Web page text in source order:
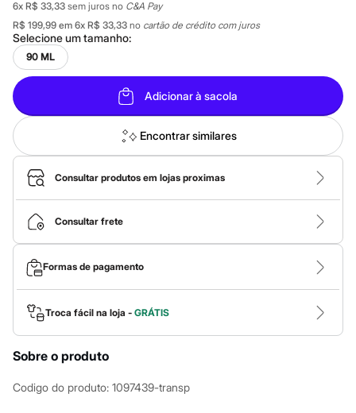
Até 60% off
A partir de 60% off
Feminino
Em alta
Inverno
Alfaiataria
Novidades
Roupas
Blusas e Camisetas
Básicos
Calças
Casacos e Jaquetas
Jeans
Macacões
Saias
Shorts e Bermudas
Vestidos
Acessórios
Bolsas
Bonés e Chapéus
Bijoux
Cintos
Óculos
Relógios
Calçados
Botas
Chinelos
Rasteirinhas
6x R$ 33,33 sem juros no C&A Pay
R$ 199,99 em 6x R$ 33,33 no cartão de crédito com juros
Selecione umtamanho:
90 ML
Adicionar à sacola
Encontrar similares
Consultar produtos em lojas proximas
Consultar frete
Formas de pagamento
Troca fácil na loja - GRÁTIS
Sobre o produto
Codigo do produto: 1097439-transp